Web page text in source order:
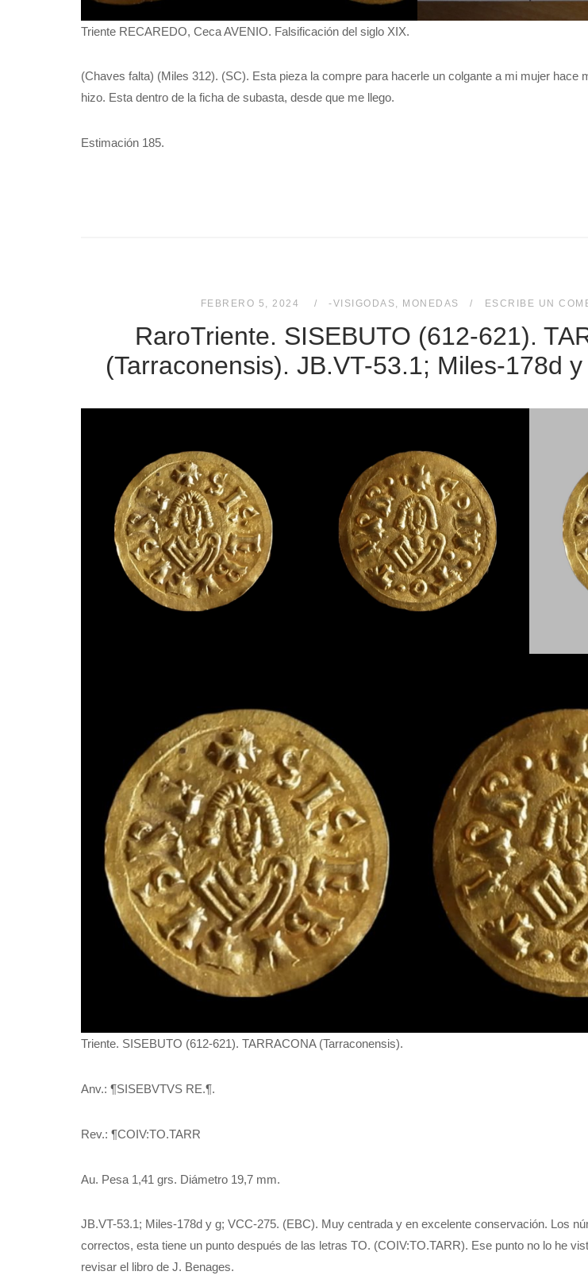
Triente RECAREDO, Ceca AVENIO. Falsificación del siglo XIX.
(Chaves falta) (Miles 312). (SC). Esta pieza la compre para hacerle un colgante a mi mujer hace
hizo. Esta dentro de la ficha de subasta, desde que me llego.
Estimación 185.
FEBRERO 5, 2024 -VISIGODAS MONEDAS ESCRIBE UN
RaroTriente. SISEBUTO (612-621).
(Tarraconensis). JB.VT-53.1; Miles-178d
Triente. SISEBUTO (612-621). TARRACONA (Tarraconensis).
Anv.: ¶SISEBVTVS RE.¶.
Rev.: ¶COIV:TO.TARR
Au. Pesa 1,41 grs. Diámetro 19,7 mm.
JB.VT-53.1; Miles-178d y g; VCC-275. (EBC). Muy centrada y en excelente conservación. Los
correctos, esta tiene un punto después de las letras TO. (COIV:TO.TARR). Ese punto no lo he
revisar el libro de J. Benages.